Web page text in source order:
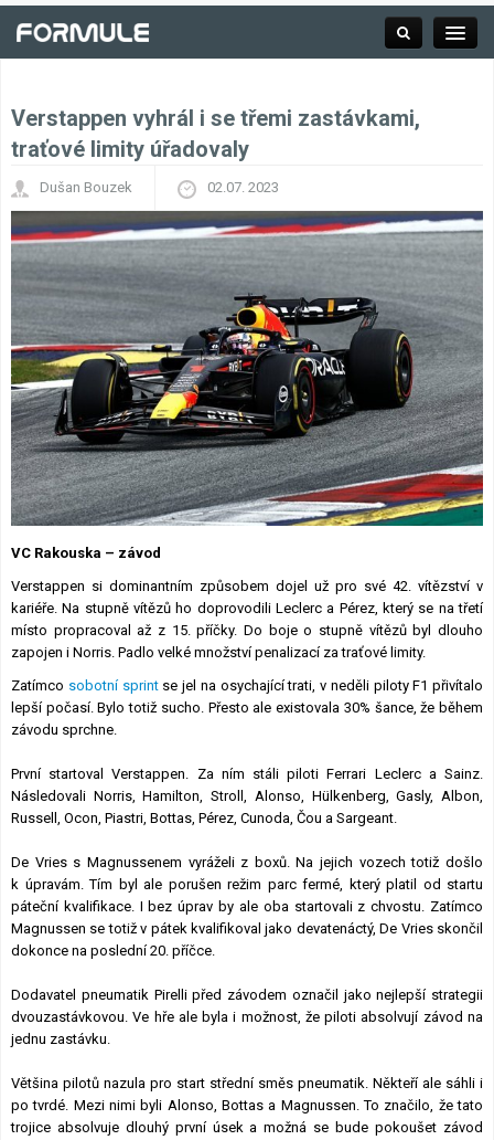
Závodní série
Kalendář F1
Výsledky F1
Týmy a jezdci F1
Okruhy F1
Lexikon F1
Verstappen vyhrál i se třemi zastávkami,
traťové limity úřadovaly
Dušan Bouzek 02.07. 2023
VC Rakouska – závod
Verstappen si dominantním způsobem dojel už pro své 42. vítězství v
kariéře. Na stupně vítězů ho doprovodili Leclerc a Pérez, který se na třetí
místo propracoval až z 15. příčky. Do boje o stupně vítězů byl dlouho
zapojen i Norris. Padlo velké množství penalizací za traťové limity.
Zatímco sobotní sprintse jel na osychající trati, v neděli piloty F1 přivítalo
lepší počasí. Bylo totiž sucho. Přesto ale existovala 30% šance, že během
závodu sprchne.
První startoval Verstappen. Za ním stáli piloti Ferrari Leclerc a Sainz.
Následovali Norris, Hamilton, Stroll, Alonso, Hülkenberg, Gasly, Albon,
Russell, Ocon, Piastri, Bottas, Pérez, Cunoda, Čou a Sargeant.
De Vries s Magnussenem vyráželi z boxů. Na jejich vozech totiž došlo
k úpravám. Tím byl ale porušen režim parc fermé, který platil od startu
páteční kvalifikace. I bez úprav by ale oba startovali z chvostu. Zatímco
Magnussen se totiž v pátek kvalifikoval jako devatenáctý, De Vries skončil
dokonce na poslední 20. příčce.
Dodavatel pneumatik Pirelli před závodem označil jako nejlepší strategii
dvouzastávkovou. Ve hře ale byla i možnost, že piloti absolvují závod na
jednu zastávku.
Většina pilotů nazula pro start střední směs pneumatik. Někteří ale sáhli i
po tvrdé. Mezi nimi byli Alonso, Bottas a Magnussen. To značilo, že tato
trojice absolvuje dlouhý první úsek a možná se bude pokoušet závod